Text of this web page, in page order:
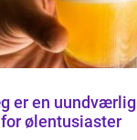
er en uundværlig
ølentusiaster